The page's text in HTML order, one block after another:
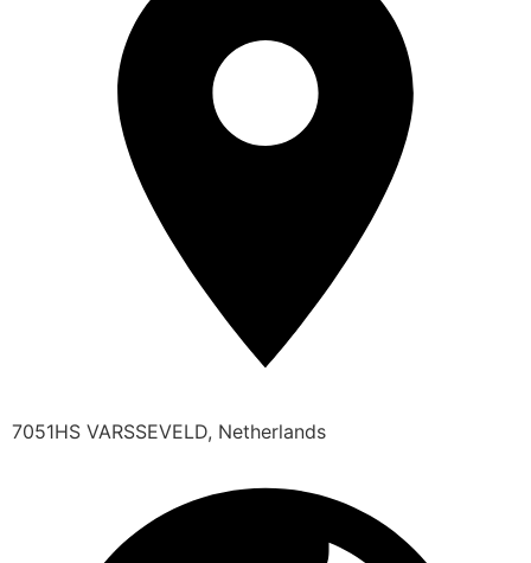
7051HS VARSSEVELD, Netherlands